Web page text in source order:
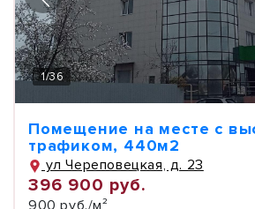
1/36
Помещение на месте с
трафиком, 440м2
ул Череповецкая, д. 23
396 900 руб.
900 руб./м²